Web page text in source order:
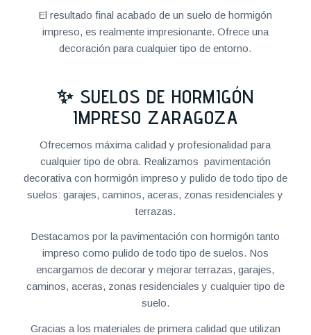
El resultado final acabado de un suelo de hormigón
impreso, es realmente impresionante. Ofrece una
decoración para cualquier tipo de entorno.
✨ SUELOS DE HORMIGÓN
IMPRESO ZARAGOZA
Ofrecemos máxima calidad y profesionalidad para
cualquier tipo de obra. Realizamos pavimentación
decorativa con hormigón impreso y pulido de todo tipo de
suelos: garajes, caminos, aceras, zonas residenciales y
terrazas.
Destacamos por la pavimentación con hormigón tanto
impreso como pulido de todo tipo de suelos. Nos
encargamos de decorar y mejorar terrazas, garajes,
caminos, aceras, zonas residenciales y cualquier tipo de
suelo.
Gracias a los materiales de primera calidad que utilizan